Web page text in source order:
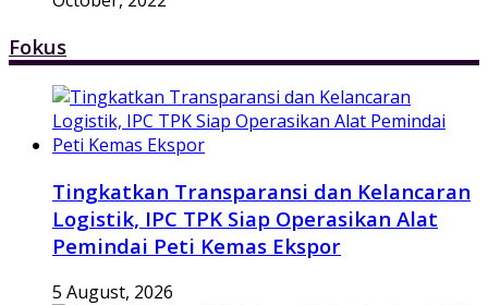
Fokus
Tingkatkan Transparansi dan Kelancaran
Logistik, IPC TPK Siap Operasikan Alat
Pemindai Peti Kemas Ekspor
5 August, 2026